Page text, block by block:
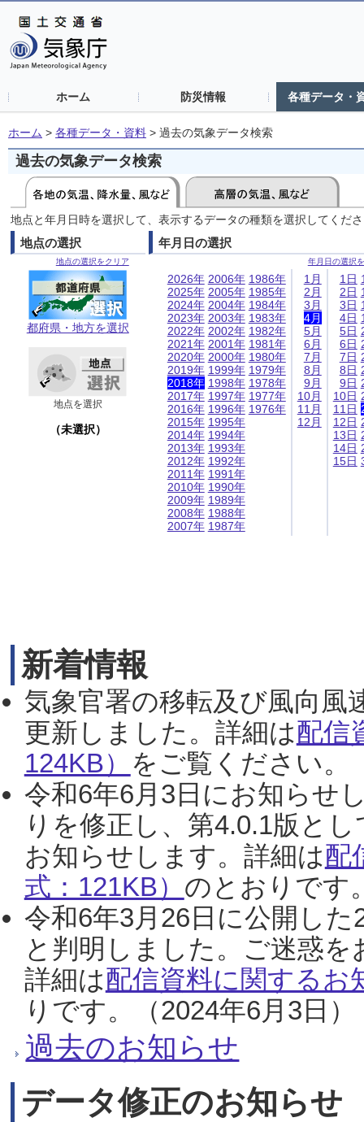
ホーム 防災情報 各種データ・
ホーム > 各種データ・資料 > 過去の気象データ検索
過去の気象データ検索
地点と年月日時を選択して、表示するデータの種類を選択してくだ
地点の選択
地点の選択をクリア
都府県・地方を選択
地点を選択
（未選択）
年月日の選択
年月日の選択
2026年
2025年
2024年
2023年
2022年
2021年
2020年
2019年
2018年
2017年
2016年
2015年
2014年
2013年
2012年
2011年
2010年
2009年
2008年
2007年
2006年
2005年
2004年
2003年
2002年
2001年
2000年
1999年
1998年
1997年
1996年
1995年
1994年
1993年
1992年
1991年
1990年
1989年
1988年
1987年
1986年
1985年
1984年
1983年
1982年
1981年
1980年
1979年
1978年
1977年
1976年
1月
2月
3月
4月
5月
6月
7月
8月
9月
10月
11月
12月
1日
2日
3日
4日
5日
6日
7日
8日
9日
10日
11日
12日
13日
14日
15日
新着情報
気象官署の移転及び風向風
更新しました。詳細は配信
124KB） をご覧ください。
令和6年6月3日にお知らせ
りを修正し、第4.0.1版と
お知らせします。詳細は配
式：121KB） のとおりです
令和6年3月26日に公開し
と判明しました。ご迷惑
詳細は配信資料に関するお
りです。（2024年6月3日）
過去のお知らせ
データ修正のお知らせ